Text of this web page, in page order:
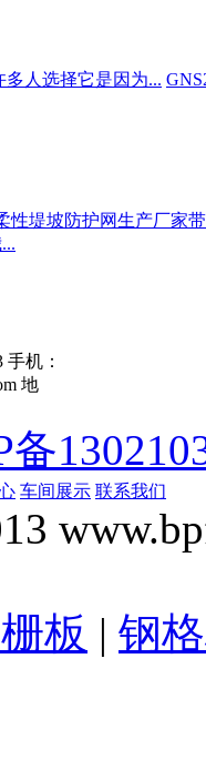
多人选择它是因为...
性堤坡防护网生产厂家
手机：
地
备
车间展示 联系我们
板 | 钢